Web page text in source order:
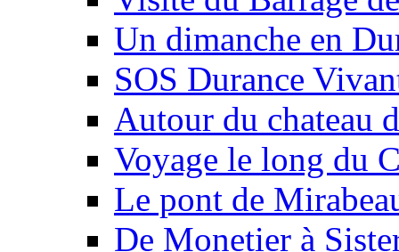
Un dimanche en
SOS Durance
Autour du chateau
Voyage le long du
Le pont de
De Monetier à